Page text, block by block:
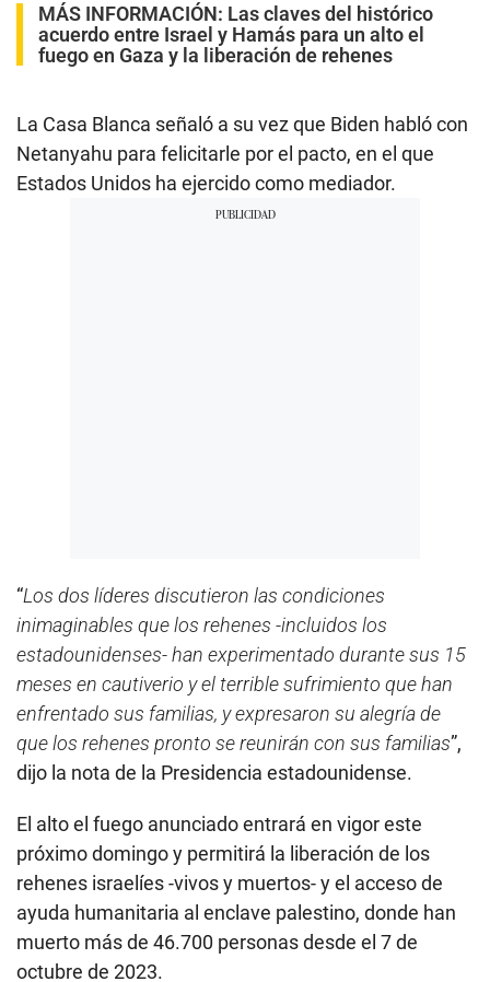
MÁS INFORMACIÓN: Las claves del histórico
acuerdo entre Israel y Hamás para un alto el
fuego en Gaza y la liberación de rehenes
La Casa Blanca señaló a su vez que Biden habló con
Netanyahu para felicitarle por el pacto, en el que
Estados Unidos ha ejercido como mediador.
“Los dos líderes discutieron las condiciones
inimaginables que los rehenes -incluidos los
estadounidenses- han experimentado durante sus 15
meses en cautiverio y el terrible sufrimiento que han
enfrentado sus familias, y expresaron su alegría de
que los rehenes pronto se reunirán con sus familias”,
dijo la nota de la Presidencia estadounidense.
El alto el fuego anunciado entrará en vigor este
próximo domingo y permitirá la liberación de los
rehenes israelíes -vivos y muertos- y el acceso de
ayuda humanitaria al enclave palestino, donde han
muerto más de 46.700 personas desde el 7 de
octubre de 2023.